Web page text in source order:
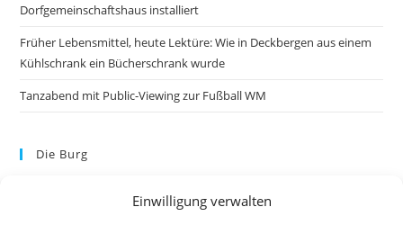
Einwilligung verwalten
Dorfgemeinschaftshaus installiert
Früher Lebensmittel, heute Lektüre: Wie in Deckbergen aus einem
Kühlschrank ein Bücherschrank wurde
Tanzabend mit Public-Viewing zur Fußball WM
Die Burg